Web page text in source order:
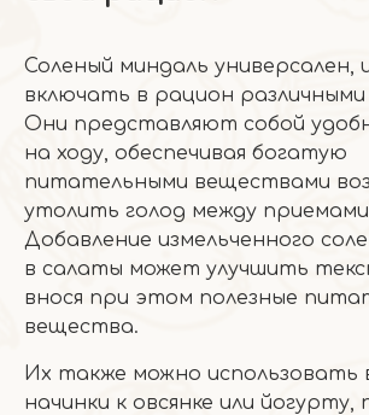
Соленый миндаль универсален,
включать в рацион различными
Они представляют собой
на ходу, обеспечивая богатую
питательными веществами
утолить голод между
Добавление измельченного
в салаты может улучшить
внося при этом полезные
вещества.
Их также можно использовать
начинки к овсянке или йогурту,